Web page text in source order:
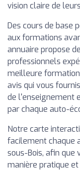
vision claire de
Des cours de base
aux formations
annuaire propose
professionnels
meilleure
avis qui vous
de l'enseignement
par chaque auto-
Notre carte
facilement chaque
sous-Bois, afin que
manière pratique